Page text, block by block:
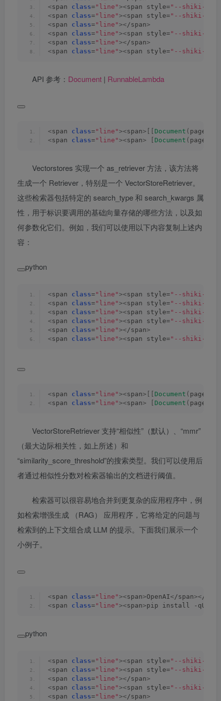
<span class= "line"><span style= "--shiki-
<span class= "line"><span style= "--shiki-
<span class= "line">< /span>
<span class= "line"><span style= "--shiki-
<span class= "line">< /span>
<span class= "line"><span style= "--shiki-
API 参考： Document | RunnableLambda
<span class= "line"><span>[[ Document (
<span class= "line"><span> Document (
Vectorstores 实现一个 as_retriever 方法，该方法将
生成一个 Retriever，特别是一个 VectorStoreRetriever。
这些检索器包括特定的 search_type 和 search_kwargs 属
性，用于标识要调用的基础向量存储的哪些方法，以及如
何参数化它们。例如，我们可以使用以下内容复制上述内
容：
python
<span class= "line"><span style= "--shiki-
<span class= "line"><span style= "--shiki-
<span class= "line"><span style= "--shiki-
<span class= "line"><span style= "--shiki-
<span class= "line">< /span>
<span class= "line"><span style= "--shiki-
<span class= "line"><span>[[ Document (
<span class= "line"><span> Document (
VectorStoreRetriever 支持“相似性”（默认）、“mmr”
（最大边际相关性，如上所述）和
“similarity_score_threshold”的搜索类型。我们可以使用后
者通过相似性分数对检索器输出的文档进行阈值。
检索器可以很容易地合并到更复杂的应用程序中，例
如检索增强生成 （RAG） 应用程序，它将给定的问题与
检索到的上下文组合成 LLM 的提示。下面我们展示一个
小例子。
<span class= "line"><span>OpenAI< /span>< /span
<span class= "line"><span>pip install -qU
python
<span class= "line"><span style= "--shiki-
<span class= "line"><span style= "--shiki-
<span class= "line">< /span>
<span class= "line"><span style= "--shiki-
<span class= "line">< /span>